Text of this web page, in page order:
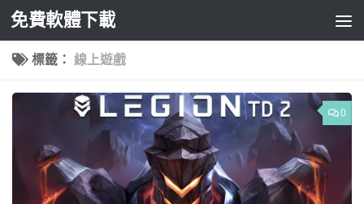
Skip to content
免費軟體下載
標籤： 線上遊戲
0